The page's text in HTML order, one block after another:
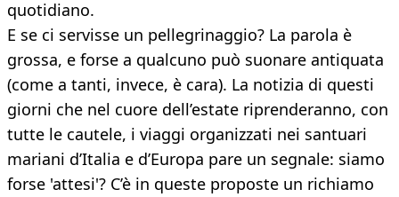
quotidiano.
E se ci servisse un pellegrinaggio? La parola è
grossa, e forse a qualcuno può suonare antiquata
(come a tanti, invece, è cara). La notizia di questi
giorni che nel cuore dell’estate riprenderanno, con
tutte le cautele, i viaggi organizzati nei santuari
mariani d’Italia e d’Europa pare un segnale: siamo
forse 'attesi'? C’è in queste proposte un richiamo